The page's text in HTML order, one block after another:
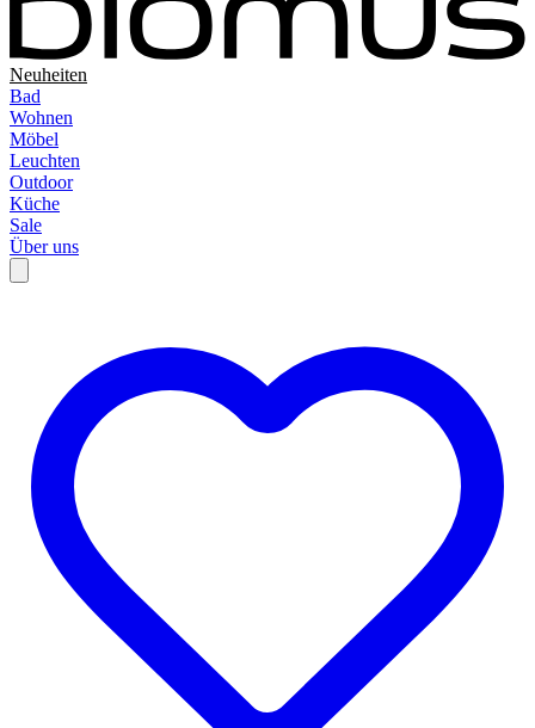
Neuheiten
Bad
Wohnen
Möbel
Leuchten
Outdoor
Küche
Sale
Über uns